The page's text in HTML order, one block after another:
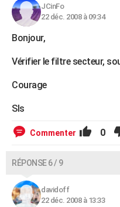
JCinFo
22 déc. 2008 à 09:34
Bonjour,
Vérifier le filtre secteur,
Courage
Sls
Commenter 0
RÉPONSE 6 / 9
davidoff
22 déc. 2008 à 13:33